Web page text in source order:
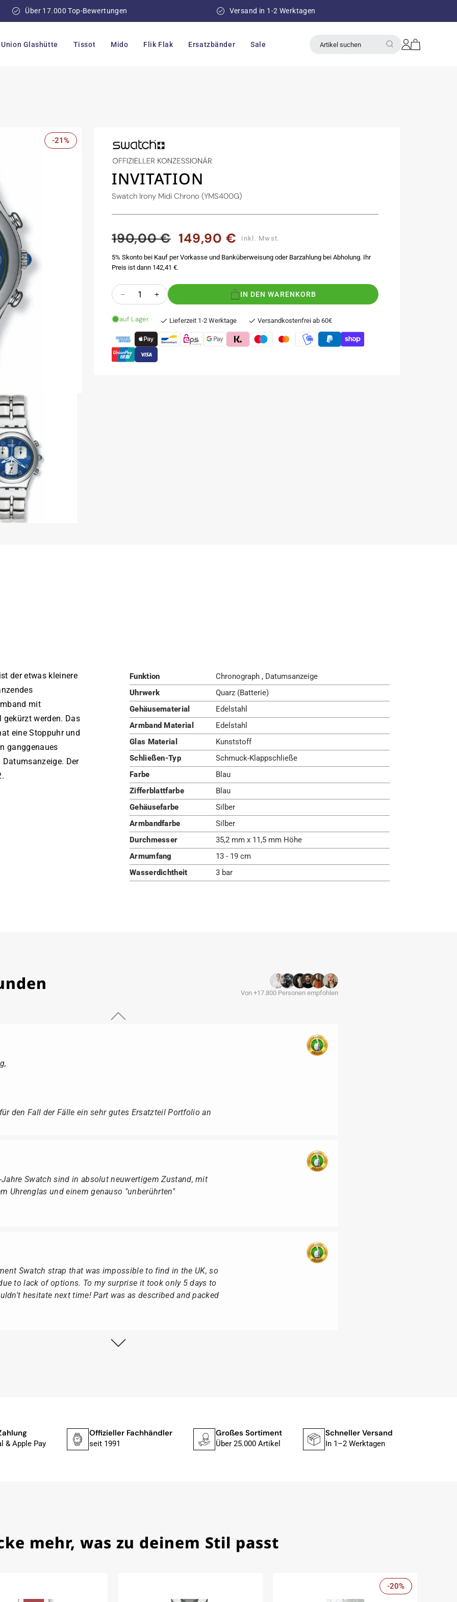
Über 17.000 Top-Bewertungen Versand in 1-2 Werktagen
Union Glashütte Tissot Mido Flik Flak Ersatzbänder Sale Artikel suchen Einloggen
Warenkorb
-21%
INVITATION
Swatch Irony Midi Chrono (YMS400G)
Normaler
190,00 € Verkaufspreis
149,90 € inkl. Mwst.
5% Skonto bei Kauf per Vorkasse und Banküberweisung oder Barzahlung bei Abholung. Ihr
Preis ist dann 142,41 €.
Anzahl
Verringere
Menge
INVITATION
Erhöhe
Menge
für
INVITATION
IN DEN WARENKORB
auf Lager Lieferzeit 1-2 Werktage Versandkostenfrei ab 60€
der etwas kleinere
mit
werden. Das
eine Stoppuhr und
ganggenaues
Der
Funktion
Chronograph , Datumsanzeige
Uhrwerk
Quarz (Batterie)
Gehäusematerial
Edelstahl
Armband Material
Edelstahl
Glas Material
Kunststoff
Schließen-Typ
Schmuck-Klappschließe
Farbe
Blau
Zifferblattfarbe
Blau
Gehäusefarbe
Silber
Armbandfarbe
Silber
Durchmesser
35,2 mm x 11,5 mm Höhe
Armumfang
13 - 19 cm
Wasserdichtheit
3 bar
Von +17.800 Personen empfohlen
den Fall der Fälle ein sehr gutes Ersatzteil Portfolio an
Jahre Swatch sind in absolut neuwertigem Zustand, mit
Uhrenglas und einem genauso "unberührten"
Swatch strap that was impossible to find in the UK, so
to lack of options. To my surprise it took only 5 days to
hesitate next time! Part was as described and packed
Arbeit und tollen Service extrem weiter empfehlen.
neuer Batterie und korrekt eingestellter Uhrzeit an,
& Apple Pay
Offizieller Fachhändler
seit 1991
Großes Sortiment
Über 25.000 Artikel
Schneller Versand
In 1–2 Werktagen
mehr, was zu deinem Stil passt
Sale
-20%